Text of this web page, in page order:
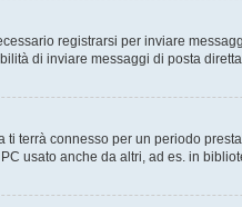
registrarsi per inviare
di inviare messaggi di posta
ti terrà connesso per un periodo
usato anche da altri, ad es. in